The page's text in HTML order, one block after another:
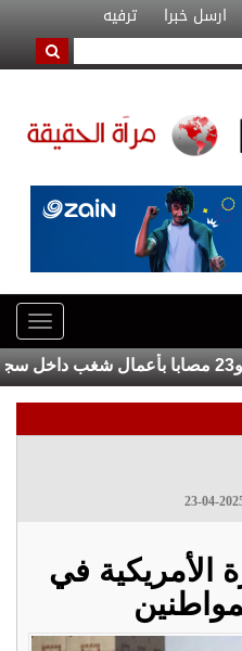
ارسل خبرا ترفيه
23-04-
الأمريكية في